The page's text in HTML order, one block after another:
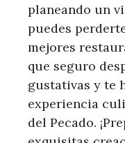
planeando un
puedes
mejores
que seguro
gustativas y te
experiencia
del Pecado.